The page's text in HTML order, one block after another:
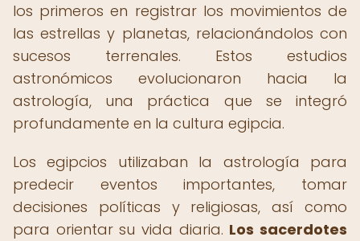
los primeros en registrar los movimientos de
las estrellas y planetas, relacionándolos con
sucesos terrenales. Estos estudios
astronómicos evolucionaron hacia la
astrología, una práctica que se integró
profundamente en la cultura egipcia.
Los egipcios utilizaban la astrología para
predecir eventos importantes, tomar
decisiones políticas y religiosas, así como
para orientar su vida diaria. Los sacerdotes